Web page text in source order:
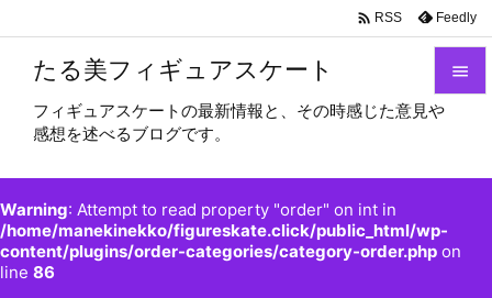
たる美フィギュアスケート
フィギュアスケートの最新情報と、その時感じた意見や
感想を述べるブログです。
Warning: Attempt to read property "order" on int in
/home/manekinekko/figureskate.click/public_html/wp-
content/plugins/order-categories/category-order.php on
line 86


前へ
 RSS Feedly